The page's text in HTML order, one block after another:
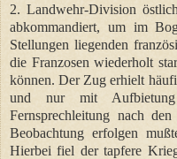
2. Landwehr-Division
abkommandiert, um im
Stellungen liegenden
die Franzosen wiederholt
können. Der Zug erhielt
und nur mit
Fernsprechleitung nach
Beobachtung erfolgen
Hierbei fiel der tapfere